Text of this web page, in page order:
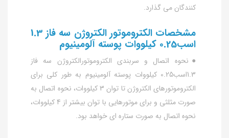
کنندگان می گذارد.
مشخصات الکتروموتور الکتروژن سه فاز 1.3
اسب0.25 کیلووات پوسته آلومینیوم
●نحوه اتصال و سربندی الکتروموتورالکتروژن سه فاز
1.3اسب0.25 کیلووات پوسته آلومینیوم به طور کلی برای
الکتروموتورهای الکتروژن تا توان 3 کیلووات، نحوه اتصال به
صورت مثلثی و برای موتورهایی با توان بیشتر از 4 کیلووات،
نحوه اتصال به صورت ستاره ای خواهد بود.